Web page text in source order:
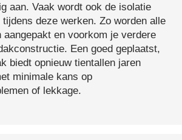
aan. Vaak wordt ook de isolatie
deze werken. Zo worden alle
en voorkom je verdere
Een goed geplaatst,
biedt opnieuw tientallen jaren
minimale kans op
of lekkage.